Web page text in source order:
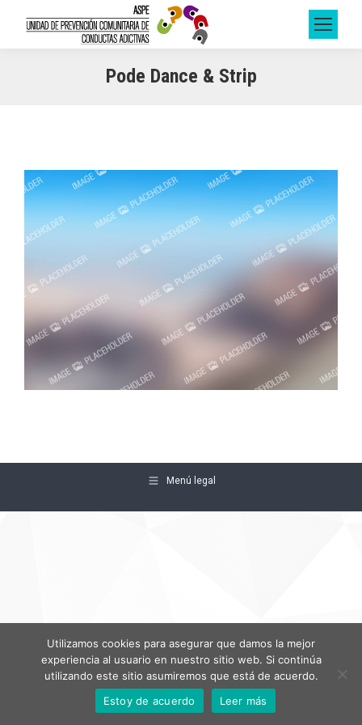
Pode Dance & Strip
Menú legal
Utilizamos cookies para asegurar que damos la mejor
experiencia al usuario en nuestro sitio web. Si continúa
utilizando este sitio asumiremos que está de acuerdo.
Estoy de acuerdo
Leer más